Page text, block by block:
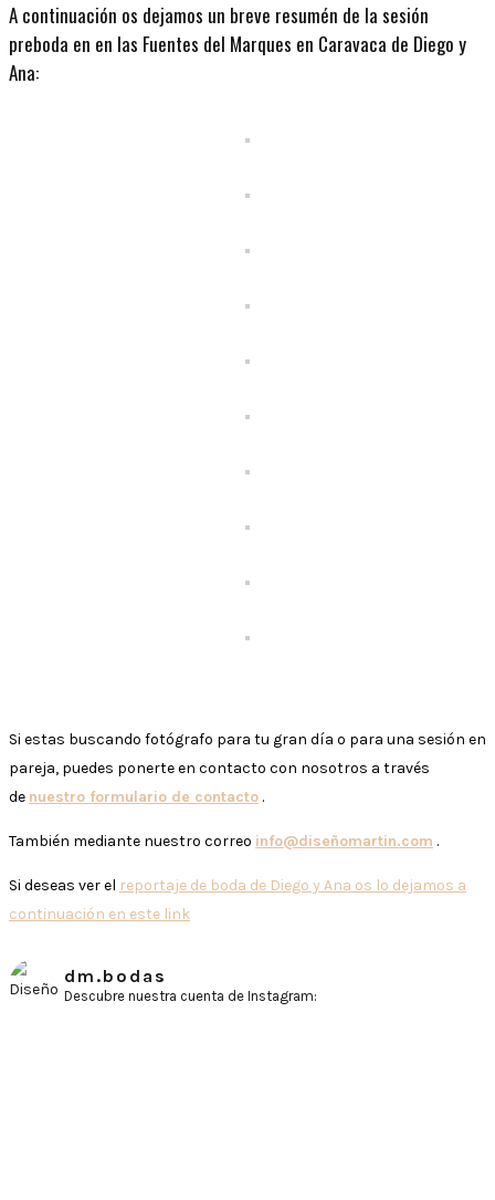
A continuación os dejamos un breve resumén de la sesión
preboda en en las Fuentes del Marques en Caravaca de Diego y
Ana:
Si estas buscando fotógrafo para tu gran día o para una sesión en
pareja, puedes ponerte en contacto con nosotros a través
de nuestro formulario de contacto .
También mediante nuestro correo info@diseñomartin.com .
Si deseas ver el reportaje de boda de Diego y Ana os lo dejamos a
continuación en este link
dm.bodas
Descubre nuestra cuenta de Instagram: